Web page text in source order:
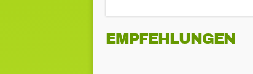
EMPFEHLUNGEN